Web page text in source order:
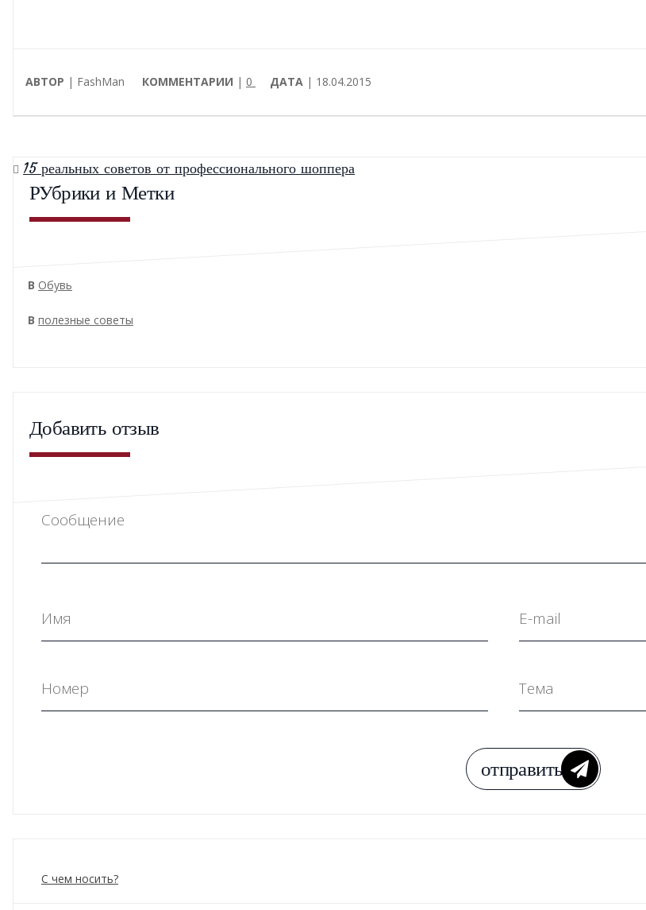
АВТОР | FashMan КОММЕНТАРИИ | 0 ДАТА | 18.04.2015
15 реальных советов от профессионального шоппера
РУбрики и Метки
В Обувь
В полезные советы
Добавить отзыв
С чем носить?